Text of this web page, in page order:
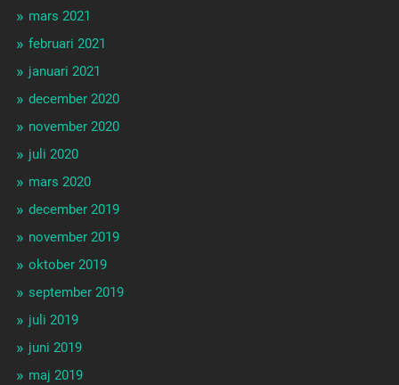
mars 2021
februari 2021
januari 2021
december 2020
november 2020
juli 2020
mars 2020
december 2019
november 2019
oktober 2019
september 2019
juli 2019
juni 2019
maj 2019